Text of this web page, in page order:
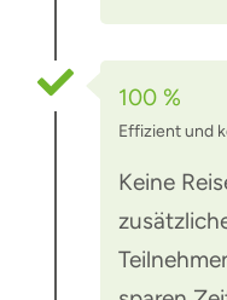
100 %
Effizient und
Keine